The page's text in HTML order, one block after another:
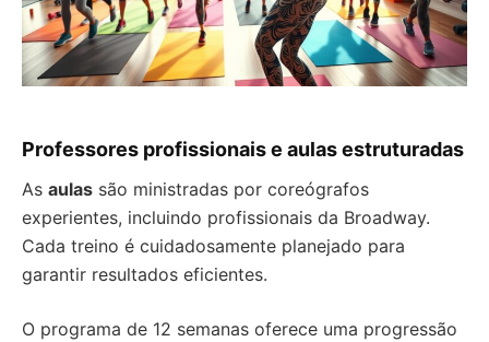
Professores profissionais e aulas estruturadas
As aulas são ministradas por coreógrafos
experientes, incluindo profissionais da Broadway.
Cada treino é cuidadosamente planejado para
garantir resultados eficientes.
O programa de 12 semanas oferece uma progressão